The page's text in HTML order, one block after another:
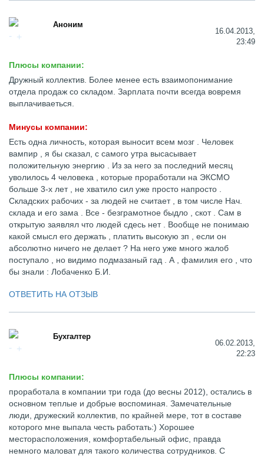
Аноним
16.04.2013,
23:49
Плюсы компании:
Дружный коллектив. Более менее есть взаимопонимание
отдела продаж со складом. Зарплата почти всегда вовремя
выплачиваеться.
Минусы компании:
Есть одна личность, которая выносит всем мозг . Человек
вампир , я бы сказал, с самого утра высасывает
положительную энергию . Из за него за последний месяц
уволилось 4 человека , которые проработали на ЭКСМО
больше 3-х лет , не хватило сил уже просто напросто .
Складских рабочих - за людей не считает , в том числе Нач.
склада и его зама . Все - безграмотное быдло , скот . Сам в
открытую заявлял что людей сдесь нет . Вообще не понимаю
какой смысл его держать , платить высокую зп , если он
абсолютно ничего не делает ? На него уже много жалоб
поступало , но видимо подмазаный гад . А , фамилия его , что
бы знали : Лобаченко Б.И.
ОТВЕТИТЬ НА ОТЗЫВ
Бухгалтер
06.02.2013,
22:23
Плюсы компании:
проработала в компании три года (до весны 2012), остались в
основном теплые и добрые воспоминая. Замечательные
люди, дружеский коллектив, по крайней мере, тот в составе
которого мне выпала честь работать:) Хорошее
месторасположения, комфортабельный офис, правда
немного маловат для такого количества сотрудников. С